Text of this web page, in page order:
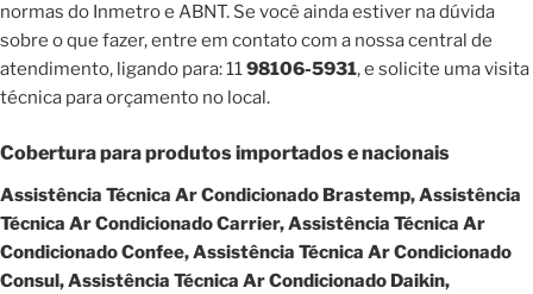
normas do Inmetro e ABNT. Se você ainda estiver na dúvida
sobre o que fazer, entre em contato com a nossa central de
atendimento, ligando para: 1198106-5931, e solicite uma visita
técnica para orçamento no local.
Cobertura para produtos importados e nacionais
Assistência Técnica Ar Condicionado Brastemp, Assistência
Técnica Ar Condicionado Carrier, Assistência Técnica Ar
Condicionado Confee, Assistência Técnica Ar Condicionado
Consul, Assistência Técnica Ar Condicionado Daikin,